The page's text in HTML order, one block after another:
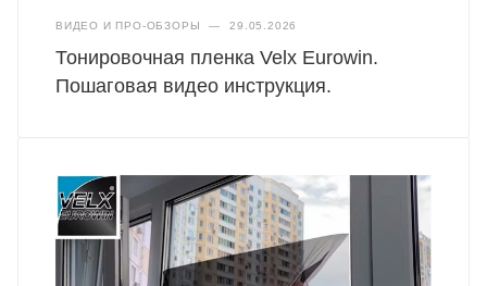
ВИДЕО И ПРО-ОБЗОРЫ — 29.05.2026
Тонировочная пленка Velx Eurowin.
Пошаговая видео инструкция.